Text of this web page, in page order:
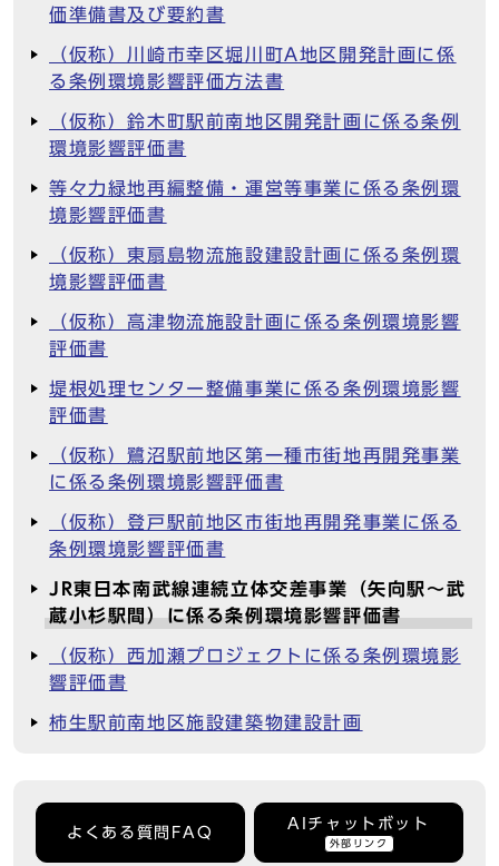
価準備書及び要約書
（仮称）川崎市幸区堀川町A地区開発計画に係
る条例環境影響評価方法書
（仮称）鈴木町駅前南地区開発計画に係る条例
環境影響評価書
等々力緑地再編整備・運営等事業に係る条例環
境影響評価書
（仮称）東扇島物流施設建設計画に係る条例環
境影響評価書
（仮称）高津物流施設計画に係る条例環境影響
評価書
堤根処理センター整備事業に係る条例環境影響
評価書
（仮称）鷺沼駅前地区第一種市街地再開発事業
に係る条例環境影響評価書
（仮称）登戸駅前地区市街地再開発事業に係る
条例環境影響評価書
JR東日本南武線連続立体交差事業（矢向駅～武
蔵小杉駅間）に係る条例環境影響評価書
（仮称）西加瀬プロジェクトに係る条例環境影
響評価書
柿生駅前南地区施設建築物建設計画
よくある質問FAQ
AIチャットボット
外部リンク